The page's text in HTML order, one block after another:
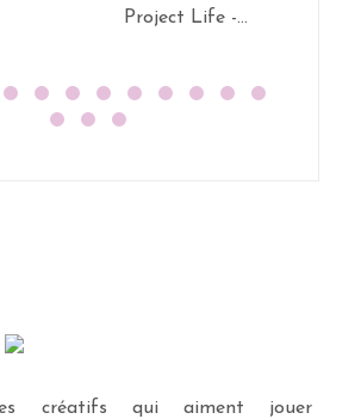
Project Life -...
créatifs qui aiment jouer